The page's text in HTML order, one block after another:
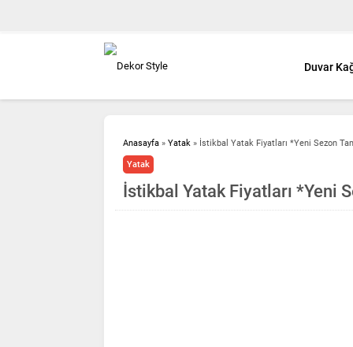
Duvar
Anasayfa » Yatak » İstikbal Yatak Fiyatları *Yeni Sezon
Yatak
İstikbal Yatak Fiyatları *Yeni